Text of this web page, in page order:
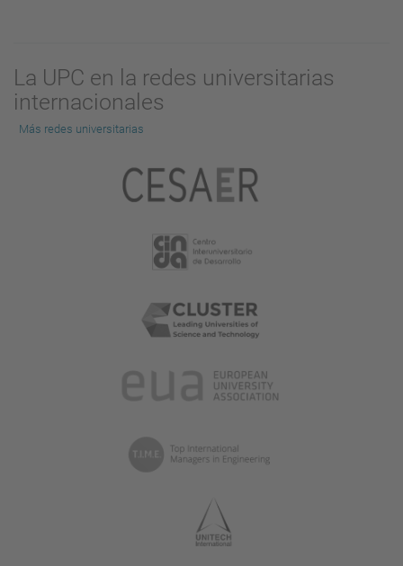
La UPC en la redes universitarias
internacionales
Más redes universitarias